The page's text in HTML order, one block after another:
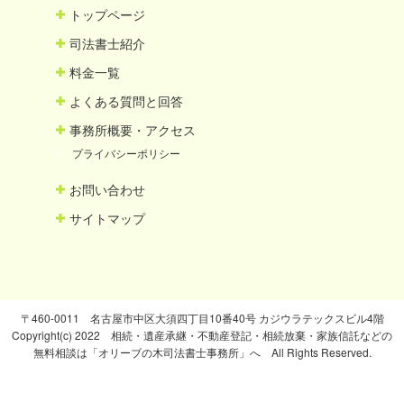
トップページ
司法書士紹介
料金一覧
よくある質問と回答
事務所概要・アクセス
プライバシーポリシー
お問い合わせ
サイトマップ
〒460-0011 名古屋市中区大須四丁目10番40号 カジウラテックスビル4階
Copyright(c) 2022 相続・遺産承継・不動産登記・相続放棄・家族信託などの
無料相談は「オリーブの木司法書士事務所」へ All Rights Reserved.